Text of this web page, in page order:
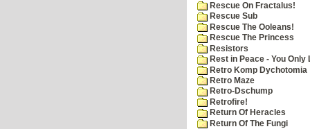
Rescue On Fractalus!
Rescue Sub
Rescue The Ooleans!
Rescue The Princess
Resistors
Rest in Peace - You Only
Retro Komp Dychotomia
Retro Maze
Retro-Dschump
Retrofire!
Return Of Heracles
Return Of The Fungi